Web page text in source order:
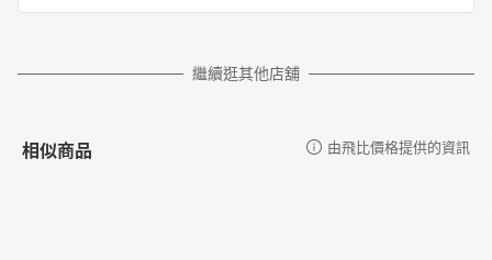
繼續逛其他店舖
相似商品 由飛比價格提供的資訊